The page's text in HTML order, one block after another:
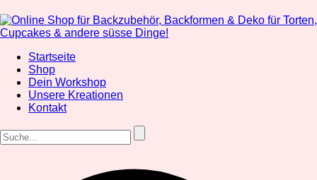
Startseite
Shop
Dein Workshop
Unsere Kreationen
Kontakt